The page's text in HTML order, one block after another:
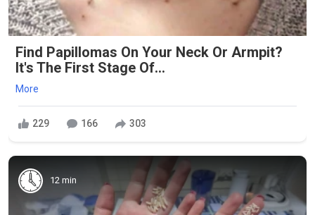
Find Papillomas On Your Neck Or Armpit?
It's The First Stage Of...
More
229 166 303
12 min